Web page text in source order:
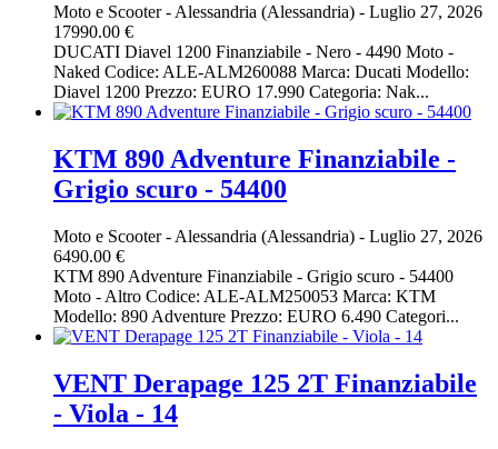
Moto e Scooter- Alessandria (Alessandria) - Luglio 27, 2026
17990.00 €
DUCATI Diavel 1200 Finanziabile - Nero - 4490 Moto -
Naked Codice: ALE-ALM260088 Marca: Ducati Modello:
Diavel 1200 Prezzo: EURO 17.990 Categoria: Nak...
KTM 890 Adventure Finanziabile -
Grigio scuro - 54400
Moto e Scooter- Alessandria (Alessandria) - Luglio 27, 2026
6490.00 €
KTM 890 Adventure Finanziabile - Grigio scuro - 54400
Moto - Altro Codice: ALE-ALM250053 Marca: KTM
Modello: 890 Adventure Prezzo: EURO 6.490 Categori...
VENT Derapage 125 2T Finanziabile
- Viola - 14